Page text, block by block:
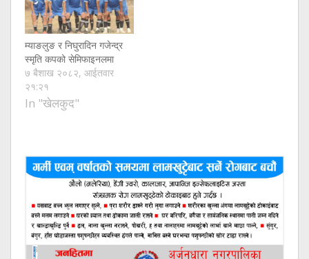
म्याङलुङ र निघुरादिन गजेन्द्र
स्मृति कपको सेमिफाइनलमा
७ बैशाख २०८२, आईतवार
२१:२१
In "खेलकुद"